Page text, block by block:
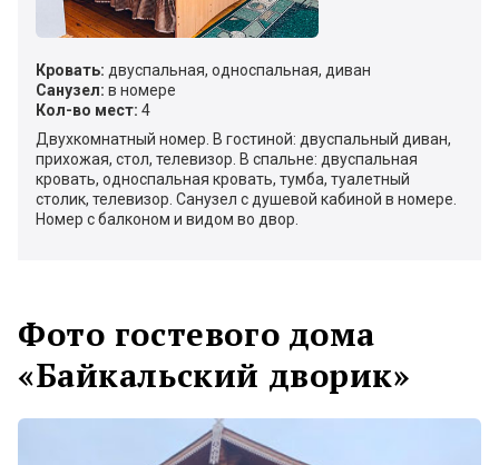
Кровать: двуспальная, односпальная, диван
Санузел: в номере
Кол-во мест: 4
Двухкомнатный номер. В гостиной: двуспальный диван,
прихожая, стол, телевизор. В спальне: двуспальная
кровать, односпальная кровать, тумба, туалетный
столик, телевизор. Санузел с душевой кабиной в номере.
Номер с балконом и видом во двор.
Фото гостевого дома
«Байкальский дворик»